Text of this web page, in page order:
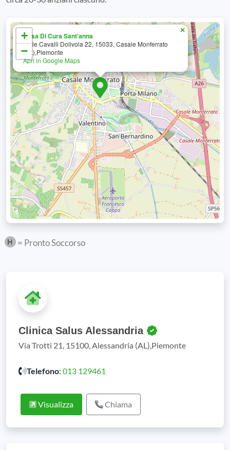
Casa Di Cura Sant'anna
Viale Cavalli Dolivola 22, 15033, Casale Monferrato
(AL),Piemonte
Apri in Google Maps
×
+
−
= Pronto Soccorso
Clinica Salus Alessandria
Via Trotti 21, 15100, Alessandria (AL),Piemonte
Telefono: 013 129461
Visualizza Chiama